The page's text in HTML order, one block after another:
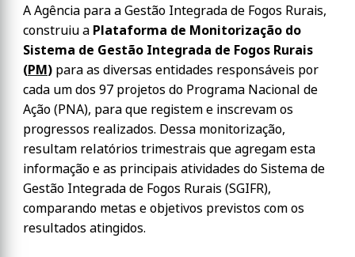
A Agência para a Gestão Integrada de Fogos Rurais,
construiu a Plataforma de Monitorização do
Sistema de Gestão Integrada de Fogos Rurais
(PM) para as diversas entidades responsáveis por
cada um dos 97 projetos do Programa Nacional de
Ação (PNA), para que registem e inscrevam os
progressos realizados. Dessa monitorização,
resultam relatórios trimestrais que agregam esta
informação e as principais atividades do Sistema de
Gestão Integrada de Fogos Rurais (SGIFR),
comparando metas e objetivos previstos com os
resultados atingidos.